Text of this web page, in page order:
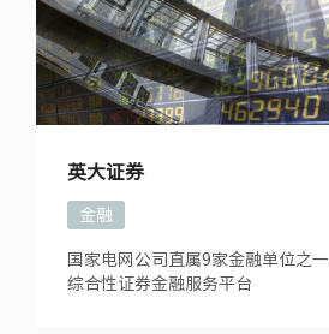
英大证券
金融
国家电网公司直属9家金融单位之一
综合性证券金融服务平台